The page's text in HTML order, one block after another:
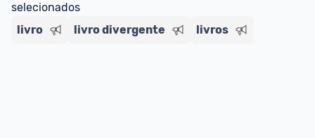
selecionados
livro
livro divergente livros